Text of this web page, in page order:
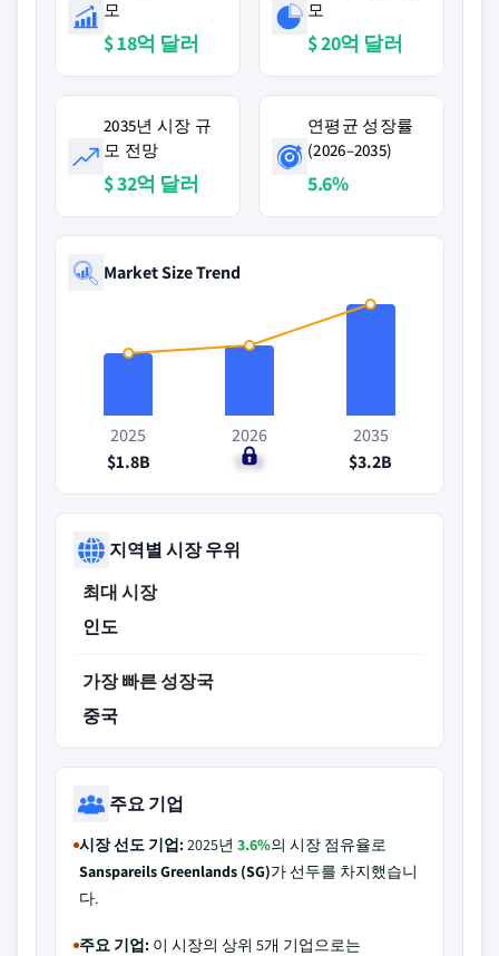
모
$ 18억 달러
모
$ 20억 달러
2035년 시장 규
모 전망
$ 32억 달러
연평균 성장률
(2026–2035)
5.6%
Market Size Trend
2025
$1.8B
2026
$2B
2035
$3.2B
지역별 시장 우위
최대 시장
인도
가장 빠른 성장국
중국
주요 기업
시장 선도 기업:2025년 3.6%의 시장 점유율로
Sanspareils Greenlands (SG)가 선두를 차지했습니
다.
주요 기업: 이 시장의 상위 5개 기업으로는